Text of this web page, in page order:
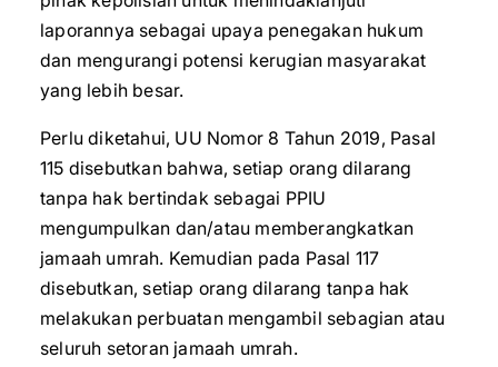
laporannya sebagai upaya penegakan hukum
dan mengurangi potensi kerugian masyarakat
yang lebih besar.
Perlu diketahui, UU Nomor 8 Tahun 2019, Pasal
115 disebutkan bahwa, setiap orang dilarang
tanpa hak bertindak sebagai PPIU
mengumpulkan dan/atau memberangkatkan
jamaah umrah. Kemudian pada Pasal 117
disebutkan, setiap orang dilarang tanpa hak
melakukan perbuatan mengambil sebagian atau
seluruh setoran jamaah umrah.